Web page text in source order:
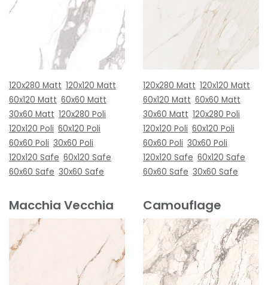
120x280 Matt 120x120 Matt
60x120 Matt 60x60 Matt
30x60 Matt 120x280 Poli
120x120 Poli 60x120 Poli
60x60 Poli 30x60 Poli
120x120 Safe 60x120 Safe
60x60 Safe 30x60 Safe
120x280 Matt 120x120 Matt
60x120 Matt 60x60 Matt
30x60 Matt 120x280 Poli
120x120 Poli 60x120 Poli
60x60 Poli 30x60 Poli
120x120 Safe 60x120 Safe
60x60 Safe 30x60 Safe
Macchia Vecchia Camouflage